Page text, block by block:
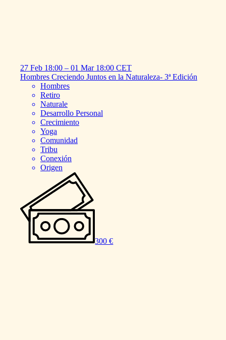
27 Feb 18:00 – 01 Mar 18:00 CET
Hombres Creciendo Juntos en la Naturaleza- 3ª Edición
Hombres
Retiro
Naturale
Desarrollo Personal
Crecimiento
Yoga
Comunidad
Tribu
Conexión
Origen
300 €